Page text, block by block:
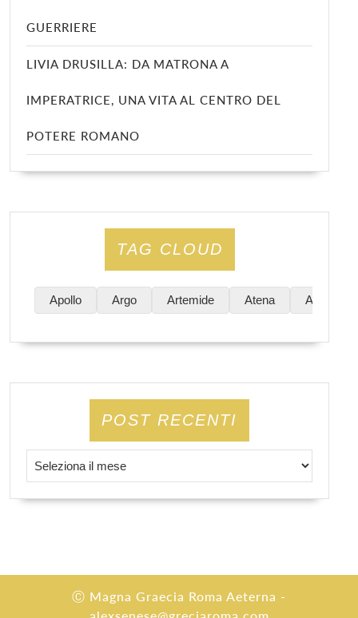
GUERRIERE
LIVIA DRUSILLA: DA MATRONA A
IMPERATRICE, UNA VITA AL CENTRO DEL
POTERE ROMANO
TAG CLOUD
Apollo Argo Artemide Atena Atene
POST RECENTI
Ⓒ Magna Graecia Roma Aeterna -